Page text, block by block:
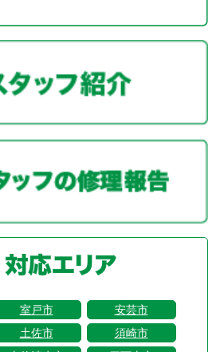
室戸市
安芸市
土佐市
須崎市